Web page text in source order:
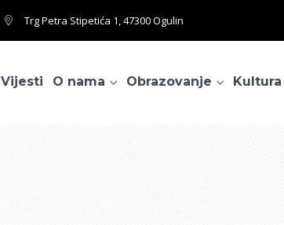
Trg Petra Stipetića 1, 47300 Ogulin
Vijesti O nama Obrazovanje Kultura